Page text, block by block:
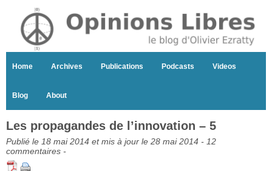
Home Archives Publications Podcasts Videos
Blog About
Les propagandes de l’innovation – 5
Publié le 18 mai 2014 et mis à jour le 28 mai 2014 - 12
commentaires -